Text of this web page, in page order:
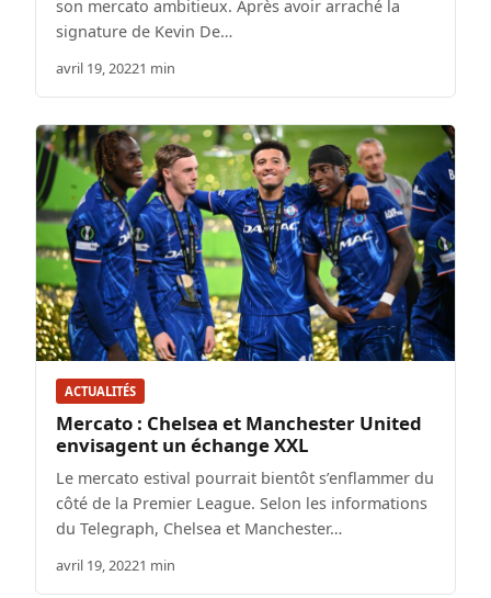
son mercato ambitieux. Après avoir arraché la
signature de Kevin De…
avril 19, 20221 min
ACTUALITÉS
Mercato : Chelsea et Manchester United
envisagent un échange XXL
Le mercato estival pourrait bientôt s’enflammer du
côté de la Premier League. Selon les informations
du Telegraph, Chelsea et Manchester…
avril 19, 20221 min